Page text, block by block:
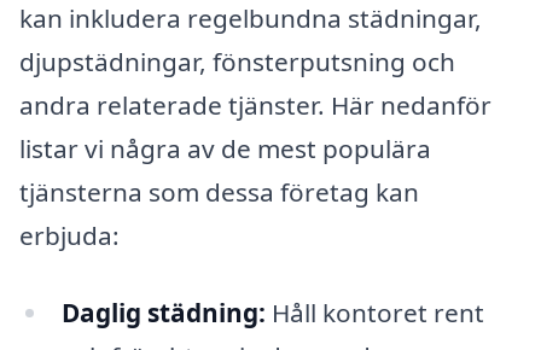
kan inkludera regelbundna städningar,
djupstädningar, fönsterputsning och
andra relaterade tjänster. Här nedanför
listar vi några av de mest populära
tjänsterna som dessa företag kan
erbjuda:
Daglig städning: Håll kontoret rent